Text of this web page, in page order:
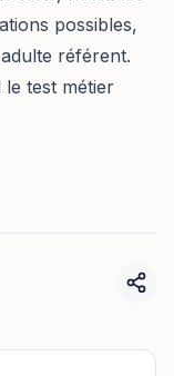
possibles,
référent.
le test métier